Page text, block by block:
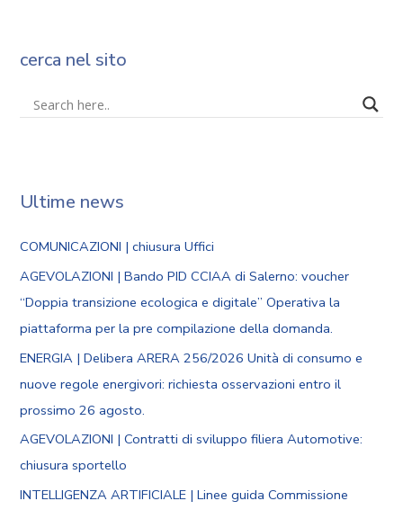
cerca nel sito
Ultime news
COMUNICAZIONI | chiusura Uffici
AGEVOLAZIONI | Bando PID CCIAA di Salerno: voucher
“Doppia transizione ecologica e digitale” Operativa la
piattaforma per la pre compilazione della domanda.
ENERGIA | Delibera ARERA 256/2026 Unità di consumo e
nuove regole energivori: richiesta osservazioni entro il
prossimo 26 agosto.
AGEVOLAZIONI | Contratti di sviluppo filiera Automotive:
chiusura sportello
INTELLIGENZA ARTIFICIALE | Linee guida Commissione